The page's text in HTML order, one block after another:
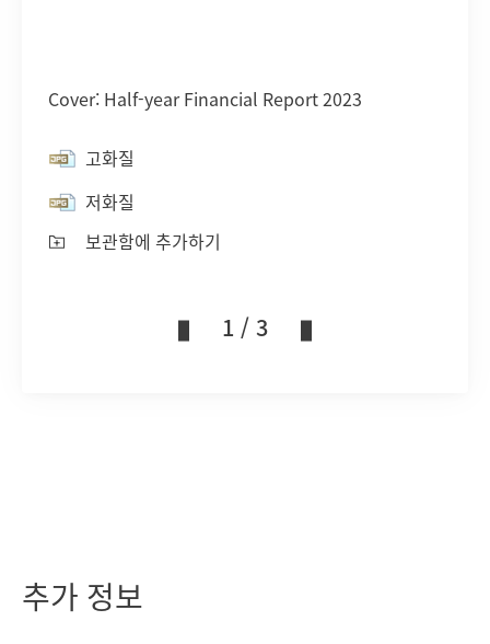
Cover: Half-year Financial Report 2023
고화질
저화질
보관함에 추가하기
1 / 3
추가 정보